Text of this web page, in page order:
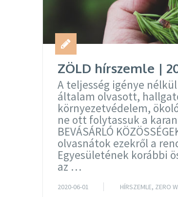
ZÖLD hírszemle |
A teljesség igénye
általam olvasott,
környezetvédelem,
ne ott folytassuk a
BEVÁSÁRLÓ
olvasnátok ezekről a
Egyesületének korábbi
az …
2020-06-01 HÍRSZEMLE, ZERO